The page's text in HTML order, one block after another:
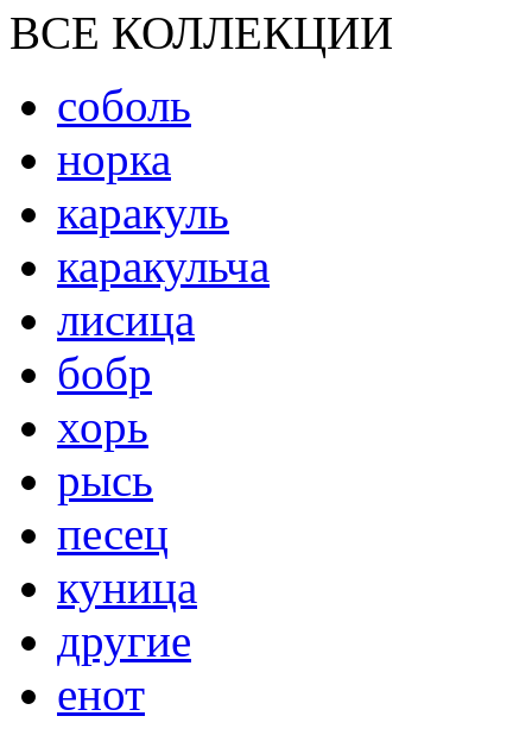
ВСЕ КОЛЛЕКЦИИ
соболь
норка
каракуль
каракульча
лисица
бобр
хорь
рысь
песец
куница
другие
енот